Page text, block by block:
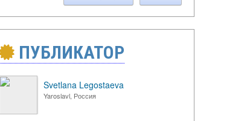
ПУБЛИКАТОР
Svetlana Legostaeva
Yaroslavl, Россия